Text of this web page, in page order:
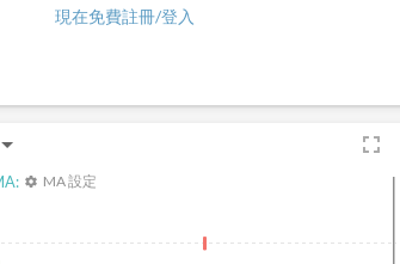
現在免費註冊/登入
fullscreen
settings MA 設定